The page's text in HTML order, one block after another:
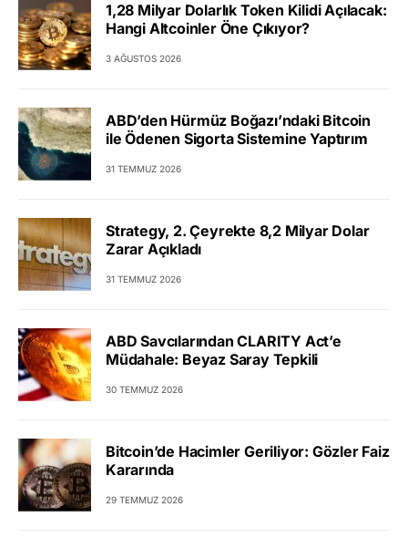
1,28 Milyar Dolarlık Token Kilidi Açılacak:
Hangi Altcoinler Öne Çıkıyor?
3 AĞUSTOS 2026
ABD’den Hürmüz Boğazı’ndaki Bitcoin
ile Ödenen Sigorta Sistemine Yaptırım
31 TEMMUZ 2026
Strategy, 2. Çeyrekte 8,2 Milyar Dolar
Zarar Açıkladı
31 TEMMUZ 2026
ABD Savcılarından CLARITY Act’e
Müdahale: Beyaz Saray Tepkili
30 TEMMUZ 2026
Bitcoin’de Hacimler Geriliyor: Gözler Faiz
Kararında
29 TEMMUZ 2026